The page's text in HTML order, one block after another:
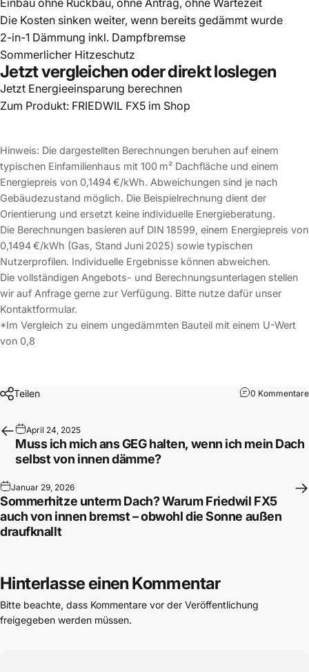
Die Kosten sinken weiter, wenn bereits gedämmt wurde
2-in-1 Dämmung inkl. Dampfbremse
Sommerlicher Hitzeschutz
Jetzt vergleichen oder direkt loslegen
Jetzt Energieeinsparung berechnen
Zum Produkt: FRIEDWIL FX5 im Shop
Hinweis: Die dargestellten Berechnungen beruhen auf einem
typischen Einfamilienhaus mit 100 m² Dachfläche und einem
Energiepreis von 0,1494 €/kWh. Abweichungen sind je nach
Gebäudezustand möglich. Die Beispielrechnung dient der
Orientierung und ersetzt keine individuelle Energieberatung.
Die Berechnungen basieren auf DIN 18599, einem Energiepreis von
0,1494 €/kWh (Gas, Stand Juni 2025) sowie typischen
Nutzerprofilen. Individuelle Ergebnisse können abweichen.
Die vollständigen Angebots- und Berechnungsunterlagen stellen
wir auf Anfrage gerne zur Verfügung. Bitte nutze dafür unser
Kontaktformular.
*Im Vergleich zu einem ungedämmten Bauteil mit einem U-Wert
von 0,8
Teilen 0 Kommentare
April 24, 2025
Muss ich mich ans GEG halten, wenn ich mein Dach
selbst von innen dämme?
Januar 29, 2026
Sommerhitze unterm Dach? Warum Friedwil FX5
auch von innen bremst – obwohl die Sonne außen
draufknallt
Hinterlasse einen Kommentar
Bitte beachte, dass Kommentare vor der Veröffentlichung
freigegeben werden müssen.